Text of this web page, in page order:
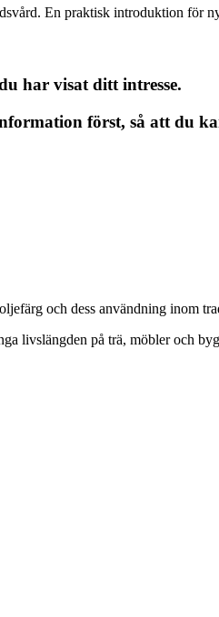
En praktisk introduktion för
har visat ditt intresse.
först, så att du
och dess användning inom
livslängden på trä, möbler och